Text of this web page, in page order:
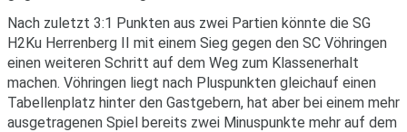
Nach zuletzt 3:1 Punkten aus zwei Partien könnte die SG
H2Ku Herrenberg II mit einem Sieg gegen den SC Vöhringen
einen weiteren Schritt auf dem Weg zum Klassenerhalt
machen. Vöhringen liegt nach Pluspunkten gleichauf einen
Tabellenplatz hinter den Gastgebern, hat aber bei einem mehr
ausgetragenen Spiel bereits zwei Minuspunkte mehr auf dem